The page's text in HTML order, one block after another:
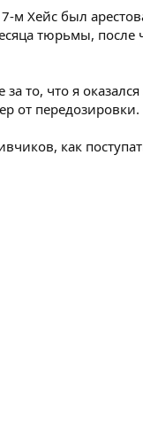
Хейс был
тюрьмы,
то, что я
от передозировки.
как